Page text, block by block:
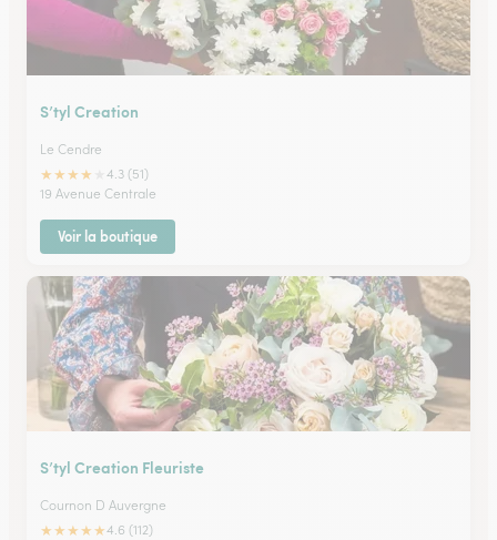
S’tyl Creation
Le Cendre
★★★★
4.3 (51)
19 Avenue Centrale
Voir la boutique
S’tyl Creation Fleuriste
Cournon D Auvergne
★★★★★4.6 (112)